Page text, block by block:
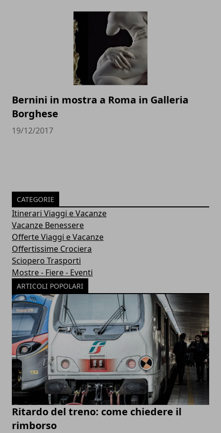
Bernini in mostra a Roma in Galleria
Borghese
19/12/2017
CATEGORIE
Itinerari Viaggi e Vacanze
Vacanze Benessere
Offerte Viaggi e Vacanze
Offertissime Crociera
Sciopero Trasporti
Mostre - Fiere - Eventi
ARTICOLI POPOLARI
Ritardo del treno: come chiedere il
rimborso